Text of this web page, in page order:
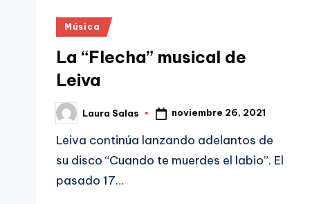
Publicado
Música
La “Flecha” musical de
Leiva
Publicado
por
Laura Salas noviembre 26, 2021
Leiva continúa lanzando adelantos de
su disco “Cuando te muerdes el labio”. El
pasado 17…